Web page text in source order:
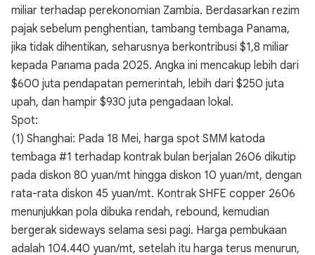
miliar terhadap perekonomian Zambia. Berdasarkan rezim
pajak sebelum penghentian, tambang tembaga Panama,
jika tidak dihentikan, seharusnya berkontribusi $1,8 miliar
kepada Panama pada 2025. Angka ini mencakup lebih dari
$600 juta pendapatan pemerintah, lebih dari $250 juta
upah, dan hampir $930 juta pengadaan lokal.
Spot:
(1) Shanghai: Pada 18 Mei, harga spot SMM katoda
tembaga #1 terhadap kontrak bulan berjalan 2606 dikutip
pada diskon 80 yuan/mt hingga diskon 10 yuan/mt, dengan
rata-rata diskon 45 yuan/mt. Kontrak SHFE copper 2606
menunjukkan pola dibuka rendah, rebound, kemudian
bergerak sideways selama sesi pagi. Harga pembukaan
adalah 104.440 yuan/mt, setelah itu harga terus menurun,